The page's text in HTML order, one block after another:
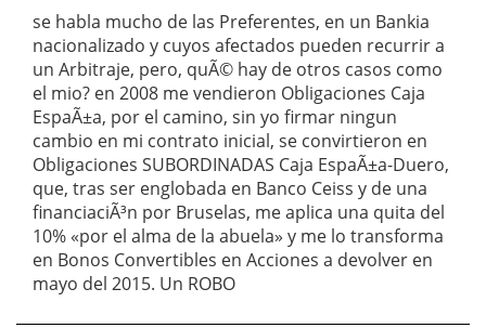
se habla mucho de las Preferentes, en un Bankia
nacionalizado y cuyos afectados pueden recurrir a
un Arbitraje, pero, quÃ© hay de otros casos como
el mio? en 2008 me vendieron Obligaciones Caja
EspaÃ±a, por el camino, sin yo firmar ningun
cambio en mi contrato inicial, se convirtieron en
Obligaciones SUBORDINADAS Caja EspaÃ±a-Duero,
que, tras ser englobada en Banco Ceiss y de una
financiaciÃ³n por Bruselas, me aplica una quita del
10% «por el alma de la abuela» y me lo transforma
en Bonos Convertibles en Acciones a devolver en
mayo del 2015. Un ROBO